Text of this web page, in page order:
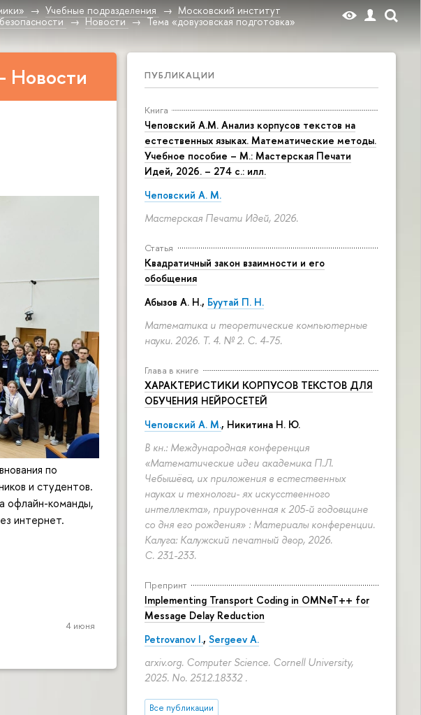
Учебные подразделения
Московский институт
Новости Тема «довузовская подготовка»
ПУБЛИКАЦИИ
Книга
Чеповский А.М. Анализ корпусов текстов на
естественных языках. Математические методы.
Учебное пособие – М.: Мастерская Печати
Идей, 2026. – 274 с.: илл.
Чеповский А. М.
Мастерская Печати Идей, 2026.
Статья
Квадратичный закон взаимности и его
обобщения
Абызов А. Н., Буутай П. Н.
Математика и теоретические компьютерные
науки. 2026. Т. 4. № 2. С. 4-75.
Глава в книге
ХАРАКТЕРИСТИКИ КОРПУСОВ ТЕКСТОВ ДЛЯ
ОБУЧЕНИЯ НЕЙРОСЕТЕЙ
Чеповский А. М., Никитина Н. Ю.
В кн.: Международная конференция
«Математические идеи академика П.Л.
Чебышёва, их приложения в естественных
науках и технологи- ях искусственного
интеллекта», приуроченная к 205-й годовщине
со дня его рождения» : Материалы конференции.
Калуга: Калужский печатный двор, 2026.
С. 231-233.
Препринт
Implementing Transport Coding in OMNeT++ for
Message Delay Reduction
Petrovanov I., Sergeev A.
arxiv.org. Computer Science. Cornell University,
2025. No. 2512.18332 .
Все публикации
Новости
по
и студентов.
офлайн-команды,
интернет.
А.Н. Тихонова 4 июня